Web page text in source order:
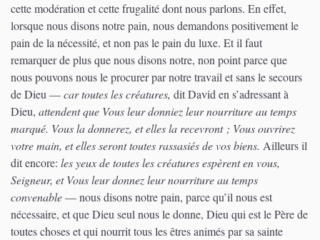
cette modération et cette frugalité dont nous parlons. En effet,
lorsque nous disons notre pain, nous demandons positivement le
pain de la nécessité, et non pas le pain du luxe. Et il faut
remarquer de plus que nous disons notre, non point parce que
nous pouvons nous le procurer par notre travail et sans le secours
de Dieu —car toutes les créatures, dit David en s’adressant à
Dieu, attendent que Vous leur donniez leur nourriture au temps
marqué. Vous la donnerez, et elles la recevront ; Vous ouvrirez
votre main, et elles seront toutes rassasiés de vos biens. Ailleurs il
dit encore: les yeux de toutes les créatures espèrent en vous,
Seigneur, et Vous leur donnez leur nourriture au temps
convenable— nous disons notre pain, parce qu’il nous est
nécessaire, et que Dieu seul nous le donne, Dieu qui est le Père de
toutes choses et qui nourrit tous les êtres animés par sa sainte